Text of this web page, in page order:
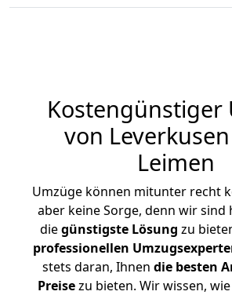
Kostengünstiger
von
Leimen
Umzüge können mitunter recht
aber keine Sorge, denn wir sind
diegünstigste Lösung zu
professionellen
stets daran, Ihnen die besten
Preisezu bieten. Wir wissen,